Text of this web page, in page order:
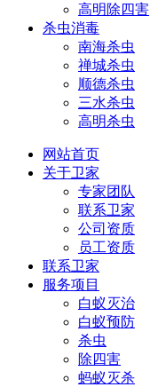
高明除四害
杀虫消毒
南海杀虫
禅城杀虫
顺德杀虫
三水杀虫
高明杀虫
网站首页
关于卫家
专家团队
联系卫家
公司资质
员工资质
联系卫家
服务项目
白蚁灭治
白蚁预防
杀虫
除四害
蚂蚁灭杀